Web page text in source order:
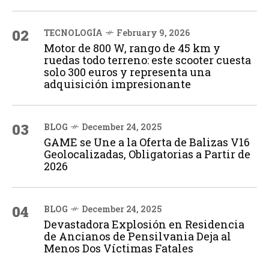
02 TECNOLOGÍA February 9, 2026
Motor de 800 W, rango de 45 km y
ruedas todo terreno: este scooter cuesta
solo 300 euros y representa una
adquisición impresionante
03 BLOG December 24, 2025
GAME se Une a la Oferta de Balizas V16
Geolocalizadas, Obligatorias a Partir de
2026
04 BLOG December 24, 2025
Devastadora Explosión en Residencia
de Ancianos de Pensilvania Deja al
Menos Dos Víctimas Fatales